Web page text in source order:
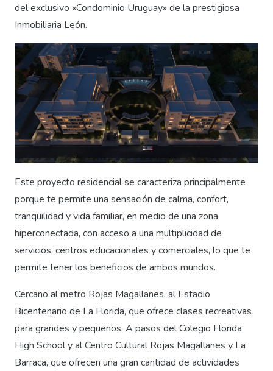
del exclusivo «Condominio Uruguay» de la prestigiosa
Inmobiliaria León.
Este proyecto residencial se caracteriza principalmente
porque te permite una sensación de calma, confort,
tranquilidad y vida familiar, en medio de una zona
hiperconectada, con acceso a una multiplicidad de
servicios, centros educacionales y comerciales, lo que te
permite tener los beneficios de ambos mundos.
Cercano al metro Rojas Magallanes, al Estadio
Bicentenario de La Florida, que ofrece clases recreativas
para grandes y pequeños. A pasos del Colegio Florida
High School y al Centro Cultural Rojas Magallanes y La
Barraca, que ofrecen una gran cantidad de actividades